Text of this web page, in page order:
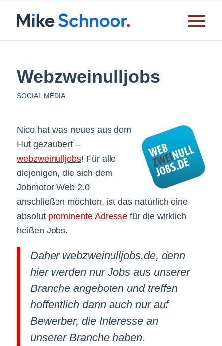
Webzweinulljobs
SOCIAL MEDIA
Nico hat was neues aus dem
Hut gezaubert –
webzweinulljobs! Für alle
diejenigen, die sich dem
Jobmotor Web 2.0
anschließen möchten, ist das natürlich eine
absolut prominente Adressefür die wirklich
heißen Jobs.
Daher webzweinulljobs.de, denn
hier werden nur Jobs aus unserer
Branche angeboten und treffen
hoffentlich dann auch nur auf
Bewerber, die Interesse an
unserer Branche haben.